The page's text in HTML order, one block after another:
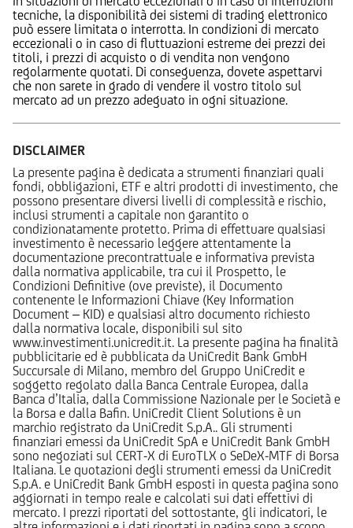
tecniche, la disponibilità dei sistemi di trading elettronico
può essere limitata o interrotta. In condizioni di mercato
eccezionali o in caso di fluttuazioni estreme dei prezzi dei
titoli, i prezzi di acquisto o di vendita non vengono
regolarmente quotati. Di conseguenza, dovete aspettarvi
che non sarete in grado di vendere il vostro titolo sul
mercato ad un prezzo adeguato in ogni situazione.
DISCLAIMER
La presente pagina è dedicata a strumenti finanziari quali
fondi, obbligazioni, ETF e altri prodotti di investimento, che
possono presentare diversi livelli di complessità e rischio,
inclusi strumenti a capitale non garantito o
condizionatamente protetto. Prima di effettuare qualsiasi
investimento è necessario leggere attentamente la
documentazione precontrattuale e informativa prevista
dalla normativa applicabile, tra cui il Prospetto, le
Condizioni Definitive (ove previste), il Documento
contenente le Informazioni Chiave (Key Information
Document – KID) e qualsiasi altro documento richiesto
dalla normativa locale, disponibili sul sito
www.investimenti.unicredit.it. La presente pagina ha finalità
pubblicitarie ed è pubblicata da UniCredit Bank GmbH
Succursale di Milano, membro del Gruppo UniCredit e
soggetto regolato dalla Banca Centrale Europea, dalla
Banca d’Italia, dalla Commissione Nazionale per le Società e
la Borsa e dalla Bafin. UniCredit Client Solutions è un
marchio registrato da UniCredit S.p.A.. Gli strumenti
finanziari emessi da UniCredit SpA e UniCredit Bank GmbH
sono negoziati sul CERT-X di EuroTLX o SeDeX-MTF di Borsa
Italiana. Le quotazioni degli strumenti emessi da UniCredit
S.p.A. e UniCredit Bank GmbH esposti in questa pagina sono
aggiornati in tempo reale e calcolati sui dati effettivi di
mercato. I prezzi riportati del sottostante, gli indicatori, le